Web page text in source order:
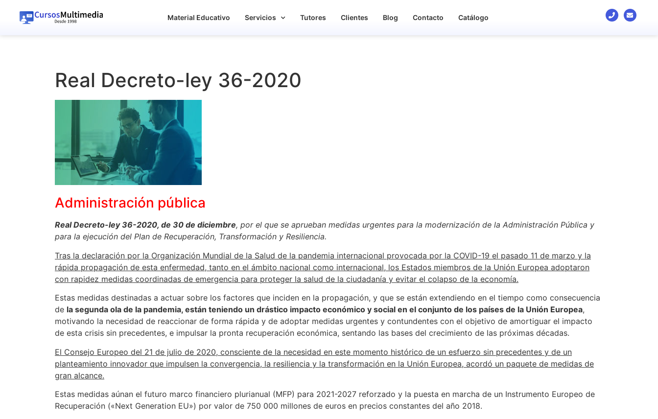
Material Educativo Servicios Tutores Clientes Blog Contacto Catálogo
Real Decreto-ley 36-2020
Administración pública
Real Decreto-ley 36-2020, de 30 de diciembre, por el que se aprueban medidas urgentes para la modernización de la Administración Pública y
para la ejecución del Plan de Recuperación, Transformación y Resiliencia.
Tras la declaración por la Organización Mundial de la Salud de la pandemia internacional provocada por la COVID-19 el pasado 11 de marzo y la
rápida propagación de esta enfermedad, tanto en el ámbito nacional como internacional, los Estados miembros de la Unión Europea adoptaron
con rapidez medidas coordinadas de emergencia para proteger la salud de la ciudadanía y evitar el colapso de la economía.
Estas medidas destinadas a actuar sobre los factores que inciden en la propagación, y que se están extendiendo en el tiempo como consecuencia
de la segunda ola de la pandemia, están teniendo un drástico impacto económico y social en el conjunto de los países de la Unión Europea,
motivando la necesidad de reaccionar de forma rápida y de adoptar medidas urgentes y contundentes con el objetivo de amortiguar el impacto
de esta crisis sin precedentes, e impulsar la pronta recuperación económica, sentando las bases del crecimiento de las próximas décadas.
El Consejo Europeo del 21 de julio de 2020, consciente de la necesidad en este momento histórico de un esfuerzo sin precedentes y de un
planteamiento innovador que impulsen la convergencia, la resiliencia y la transformación en la Unión Europea, acordó un paquete de medidas de
gran alcance.
Estas medidas aúnan el futuro marco financiero plurianual (MFP) para 2021-2027 reforzado y la puesta en marcha de un Instrumento Europeo de
Recuperación («Next Generation EU») por valor de 750 000 millones de euros en precios constantes del año 2018.